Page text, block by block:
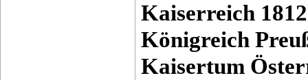
Kaiserreich 1812
Königreich
Kaisertum